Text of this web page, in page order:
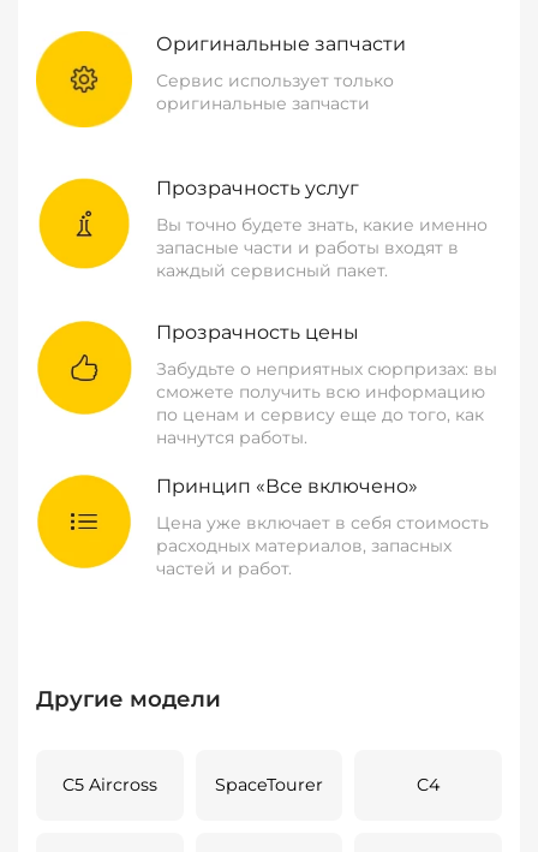
Оригинальные запчасти
Сервис использует только
оригинальные запчасти
Прозрачность услуг
Вы точно будете знать, какие именно
запасные части и работы входят в
каждый сервисный пакет.
Прозрачность цены
Забудьте о неприятных сюрпризах: вы
сможете получить всю информацию
по ценам и сервису еще до того, как
начнутся работы.
Принцип «Все включено»
Цена уже включает в себя стоимость
расходных материалов, запасных
частей и работ.
Другие модели
C5 Aircross SpaceTourer C4